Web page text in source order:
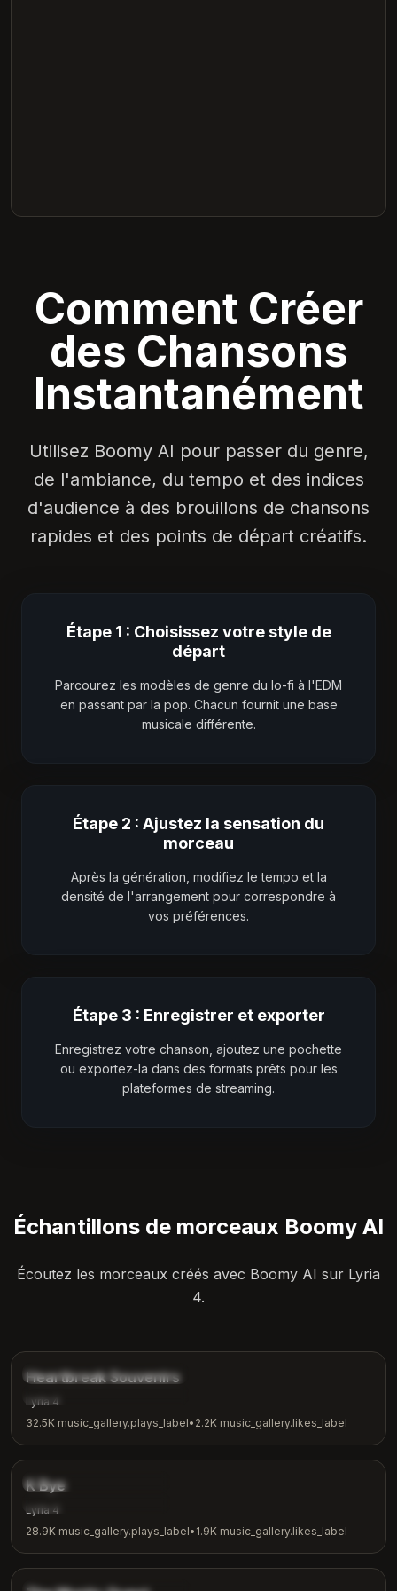
Comment Créer
des Chansons
Instantanément
Utilisez Boomy AI pour passer du genre,
de l'ambiance, du tempo et des indices
d'audience à des brouillons de chansons
rapides et des points de départ créatifs.
Étape 1 : Choisissez votre style de
départ
Parcourez les modèles de genre du lo-fi à l'EDM
en passant par la pop. Chacun fournit une base
musicale différente.
Étape 2 : Ajustez la sensation du
morceau
Après la génération, modifiez le tempo et la
densité de l'arrangement pour correspondre à
vos préférences.
Étape 3 : Enregistrer et exporter
Enregistrez votre chanson, ajoutez une pochette
ou exportez-la dans des formats prêts pour les
plateformes de streaming.
Échantillons de morceaux Boomy AI
Écoutez les morceaux créés avec Boomy AI sur Lyria
4.
music_gallery.tags.ballad
Heartbreak Souvenirs
Lyria 4
32.5K music_gallery.plays_label• 2.2K music_gallery.likes_label
music_gallery.tags.indie
K Bye
Lyria 4
28.9K music_gallery.plays_label• 1.9K music_gallery.likes_label